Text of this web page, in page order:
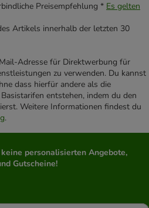
Preisempfehlung * Es gelten
Artikels innerhalb der letzten 30
Adresse für Direktwerbung für
zu verwenden. Du kannst
dass hierfür andere als die
entstehen, indem du den
Weitere Informationen findest du
.
personalisierten Angebote,
Gutscheine!